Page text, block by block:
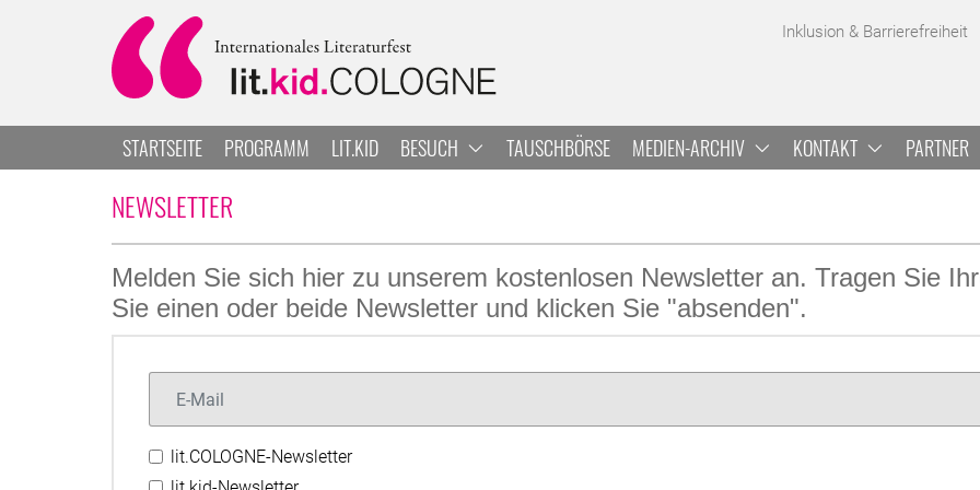
Zum Hauptbereich springen
Zur Navigation springen
Zur Suche springen Inklusion & Barrierefreiheit
STARTSEITE PROGRAMM LIT.KID BESUCH TAUSCHBÖRSE MEDIEN-ARCHIV KONTAKT PARTNER
NEWSLETTER
Melden Sie sich hier zu unserem kostenlosen Newsletter an. Tragen Sie
Sie einen oder beide Newsletter und klicken Sie "absenden".
lit.COLOGNE-Newsletter